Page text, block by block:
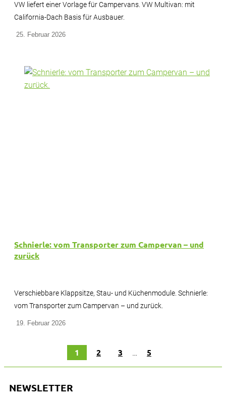
VW liefert einer Vorlage für Campervans. VW Multivan: mit
California-Dach Basis für Ausbauer.
25. Februar 2026
Schnierle: vom Transporter zum Campervan – und
zurück
Verschiebbare Klappsitze, Stau- und Küchenmodule. Schnierle:
vom Transporter zum Campervan – und zurück.
19. Februar 2026
1 2 3 … 5
NEWSLETTER